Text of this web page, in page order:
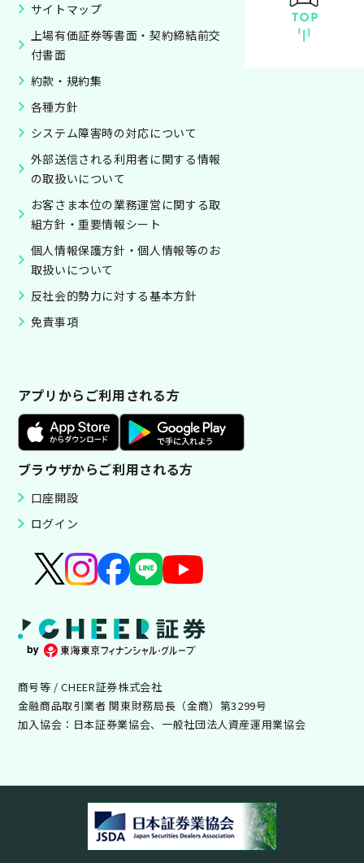
サイトマップ
上場有価証券等書面・契約締結前交
付書面
約款・規約集
各種方針
システム障害時の対応について
外部送信される利用者に関する情報
の取扱いについて
お客さま本位の業務運営に関する取
組方針・重要情報シート
個人情報保護方針・個人情報等のお
取扱いについて
反社会的勢力に対する基本方針
免責事項
アプリからご利用される方
ブラウザからご利用される方
口座開設
ログイン
商号等 / CHEER証券株式会社
金融商品取引業者 関東財務局長（金商）第3299号
加入協会：日本証券業協会、一般社団法人資産運用業協会